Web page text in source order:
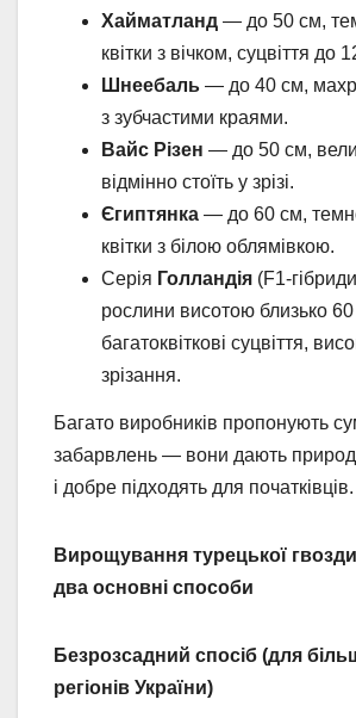
Хайматланд — до 50 см,
квітки з вічком, суцвіття до
Шнеебаль — до 40 см,
з зубчастими краями.
Вайс Різен — до 50 см,
відмінно стоїть у зрізі.
Єгиптянка — до 60 см,
квітки з білою облямівкою.
Серія Голландія (F1-
рослини висотою близько
багатоквіткові суцвіття,
зрізання.
Багато виробників пропонують
забарвлень — вони дають
і добре підходять для початківців.
Вирощування турецької
два основні способи
Безрозсадний спосіб (для
регіонів України)